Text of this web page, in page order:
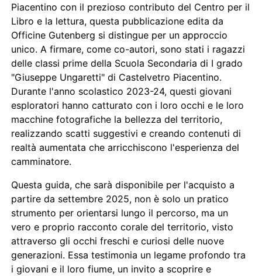
Piacentino con il prezioso contributo del Centro per il
Libro e la lettura, questa pubblicazione edita da
Officine Gutenberg si distingue per un approccio
unico. A firmare, come co-autori, sono stati i ragazzi
delle classi prime della Scuola Secondaria di I grado
"Giuseppe Ungaretti" di Castelvetro Piacentino.
Durante l'anno scolastico 2023-24, questi giovani
esploratori hanno catturato con i loro occhi e le loro
macchine fotografiche la bellezza del territorio,
realizzando scatti suggestivi e creando contenuti di
realtà aumentata che arricchiscono l'esperienza del
camminatore.
Questa guida, che sarà disponibile per l'acquisto a
partire da settembre 2025, non è solo un pratico
strumento per orientarsi lungo il percorso, ma un
vero e proprio racconto corale del territorio, visto
attraverso gli occhi freschi e curiosi delle nuove
generazioni. Essa testimonia un legame profondo tra
i giovani e il loro fiume, un invito a scoprire e